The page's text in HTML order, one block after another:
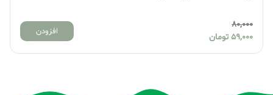
80,000
59,000 تومان
افزودن